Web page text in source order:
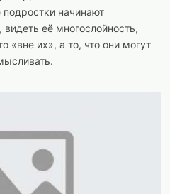
начинают
её многослойность,
«вне их», а то, что они могут